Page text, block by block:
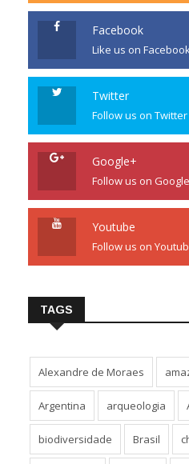
Facebook
Like us on
Twitter
Follow us on Twitter
Google+
Follow us on
Youtube
Follow us on
TAGS
Alexandre de Moraes
Argentina arqueologia
biodiversidade Brasil